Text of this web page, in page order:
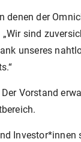
der
sind
unseres
Vorstand
Investor*innen